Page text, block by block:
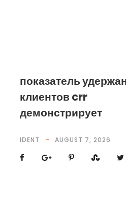
показатель
клиентов crr
демонстрирует
IDENT AUGUST 7, 2026